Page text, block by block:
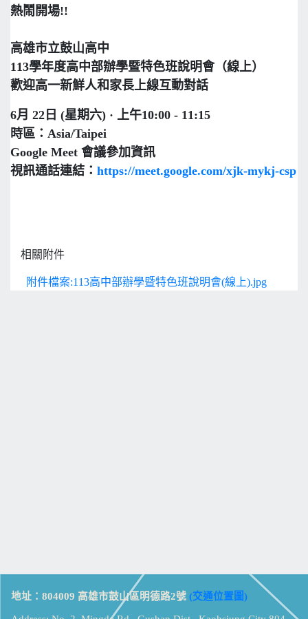
熱鬧開場!!
高雄市立鼓山高中
113學年度高中部辦學暨特色班說明會（線上）
歡迎高一新鮮人和家長上線互動對話
6月 22日 (星期六) · 上午10:00 - 11:15
時區：Asia/Taipei
Google Meet 會議參加資訊
視訊通話連結： https://meet.google.com/xjk-mykj-csp
相關附件
附件檔案:113高中部辦學暨特色班說明會(線上).jpg
地址：804009 高雄市鼓山區明德路2號 (交通位置圖)